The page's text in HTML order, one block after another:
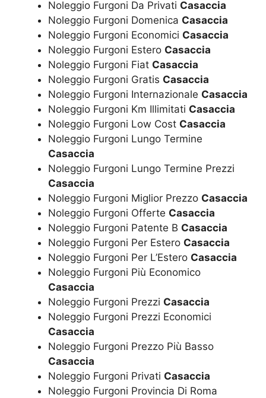
Noleggio Furgoni Da Privati Casaccia
Noleggio Furgoni Domenica Casaccia
Noleggio Furgoni Economici Casaccia
Noleggio Furgoni Estero Casaccia
Noleggio Furgoni Fiat Casaccia
Noleggio Furgoni Gratis Casaccia
Noleggio Furgoni Internazionale Casaccia
Noleggio Furgoni Km Illimitati Casaccia
Noleggio Furgoni Low Cost Casaccia
Noleggio Furgoni Lungo Termine
Casaccia
Noleggio Furgoni Lungo Termine Prezzi
Casaccia
Noleggio Furgoni Miglior Prezzo Casaccia
Noleggio Furgoni Offerte Casaccia
Noleggio Furgoni Patente B Casaccia
Noleggio Furgoni Per Estero Casaccia
Noleggio Furgoni Per L’Estero Casaccia
Noleggio Furgoni Più Economico
Casaccia
Noleggio Furgoni Prezzi Casaccia
Noleggio Furgoni Prezzi Economici
Casaccia
Noleggio Furgoni Prezzo Più Basso
Casaccia
Noleggio Furgoni Privati Casaccia
Noleggio Furgoni Provincia Di Roma